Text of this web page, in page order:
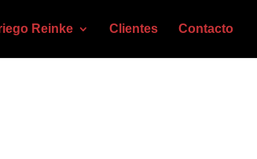
Reinke Clientes Contacto